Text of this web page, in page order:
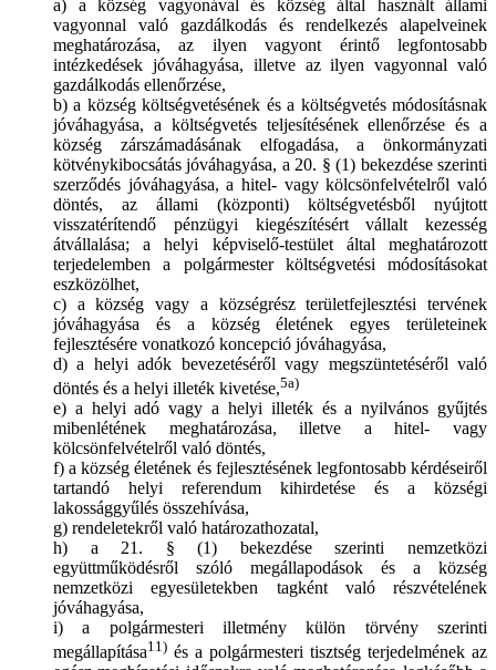
a) a község vagyonával és község által használt állami
vagyonnal való gazdálkodás és rendelkezés alapelveinek
meghatározása, az ilyen vagyont érintő legfontosabb
intézkedések jóváhagyása, illetve az ilyen vagyonnal való
gazdálkodás ellenőrzése,
b) a község költségvetésének és a költségvetés módosításnak
jóváhagyása, a költségvetés teljesítésének ellenőrzése és a
község zárszámadásának elfogadása, a önkormányzati
kötvénykibocsátás jóváhagyása, a 20. § (1) bekezdése szerinti
szerződés jóváhagyása, a hitel- vagy kölcsönfelvételről való
döntés, az állami (központi) költségvetésből nyújtott
visszatérítendő pénzügyi kiegészítésért vállalt kezesség
átvállalása; a helyi képviselő-testület által meghatározott
terjedelemben a polgármester költségvetési módosításokat
eszközölhet,
c) a község vagy a községrész területfejlesztési tervének
jóváhagyása és a község életének egyes területeinek
fejlesztésére vonatkozó koncepció jóváhagyása,
d) a helyi adók bevezetéséről vagy megszüntetéséről való
döntés és a helyi illeték kivetése,5a)
e) a helyi adó vagy a helyi illeték és a nyilvános gyűjtés
mibenlétének meghatározása, illetve a hitel- vagy
kölcsönfelvételről való döntés,
f) a község életének és fejlesztésének legfontosabb kérdéseiről
tartandó helyi referendum kihirdetése és a községi
lakossággyűlés összehívása,
g) rendeletekről való határozathozatal,
h) a 21. § (1) bekezdése szerinti nemzetközi
együttműködésről szóló megállapodások és a község
nemzetközi egyesületekben tagként való részvételének
jóváhagyása,
i) a polgármesteri illetmény külön törvény szerinti
megállapítása11) és a polgármesteri tisztség terjedelmének az